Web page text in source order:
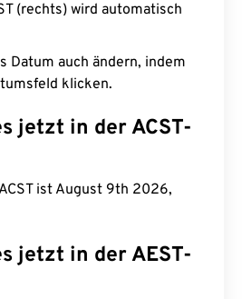
(rechts) wird automatisch
Datum auch ändern, indem
klicken.
jetzt in der ACST-
ist August 9th 2026,
jetzt in der AEST-